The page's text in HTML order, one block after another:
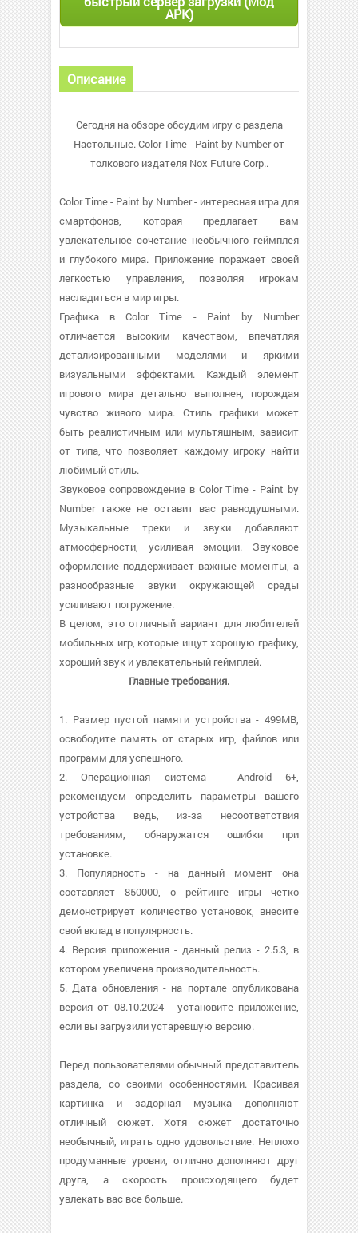
APK)
Описание
Сегодня на обзоре обсудим игру с раздела
Настольные. Color Time - Paint by Number от
толкового издателя Nox Future Corp..
Color Time - Paint by Number - интересная игра для
смартфонов, которая предлагает вам
увлекательное сочетание необычного геймплея
и глубокого мира. Приложение поражает своей
легкостью управления, позволяя игрокам
насладиться в мир игры.
Графика в Color Time - Paint by Number
отличается высоким качеством, впечатляя
детализированными моделями и яркими
визуальными эффектами. Каждый элемент
игрового мира детально выполнен, порождая
чувство живого мира. Стиль графики может
быть реалистичным или мультяшным, зависит
от типа, что позволяет каждому игроку найти
любимый стиль.
Звуковое сопровождение в Color Time - Paint by
Number также не оставит вас равнодушными.
Музыкальные треки и звуки добавляют
атмосферности, усиливая эмоции. Звуковое
оформление поддерживает важные моменты, а
разнообразные звуки окружающей среды
усиливают погружение.
В целом, это отличный вариант для любителей
мобильных игр, которые ищут хорошую графику,
хороший звук и увлекательный геймплей.
Главные требования.
1. Размер пустой памяти устройства - 499MB,
освободите память от старых игр, файлов или
программ для успешного.
2. Операционная система - Android 6+,
рекомендуем определить параметры вашего
устройства ведь, из-за несоответствия
требованиям, обнаружатся ошибки при
установке.
3. Популярность - на данный момент она
составляет 850000, о рейтинге игры четко
демонстрирует количество установок, внесите
свой вклад в популярность.
4. Версия приложения - данный релиз - 2.5.3, в
котором увеличена производительность.
5. Дата обновления - на портале опубликована
версия от 08.10.2024 - установите приложение,
если вы загрузили устаревшую версию.
Перед пользователями обычный представитель
раздела, со своими особенностями. Красивая
картинка и задорная музыка дополняют
отличный сюжет. Хотя сюжет достаточно
необычный, играть одно удовольствие. Неплохо
продуманные уровни, отлично дополняют друг
друга, а скорость происходящего будет
увлекать вас все больше.